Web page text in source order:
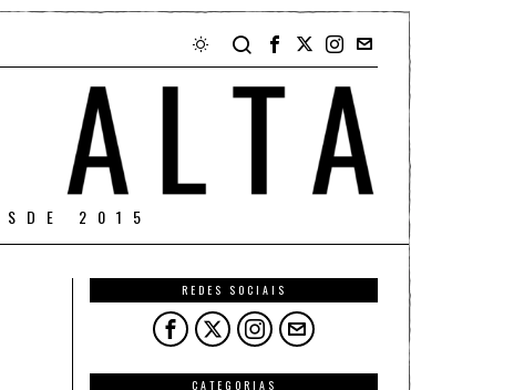
2015
REDES SOCIAIS
CATEGORIAS